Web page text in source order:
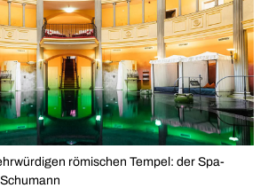
römischen Tempel: der Spa-